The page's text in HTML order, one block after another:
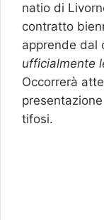
natio di
contratto
apprende dal
ufficialmente
Occorrerà
tifosi.